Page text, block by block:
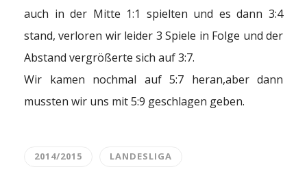
auch in der Mitte 1:1 spielten und es dann 3:4
stand, verloren wir leider 3 Spiele in Folge und der
Abstand vergrößerte sich auf 3:7.
Wir kamen nochmal auf 5:7 heran,aber dann
mussten wir uns mit 5:9 geschlagen geben.
2014/2015 LANDESLIGA